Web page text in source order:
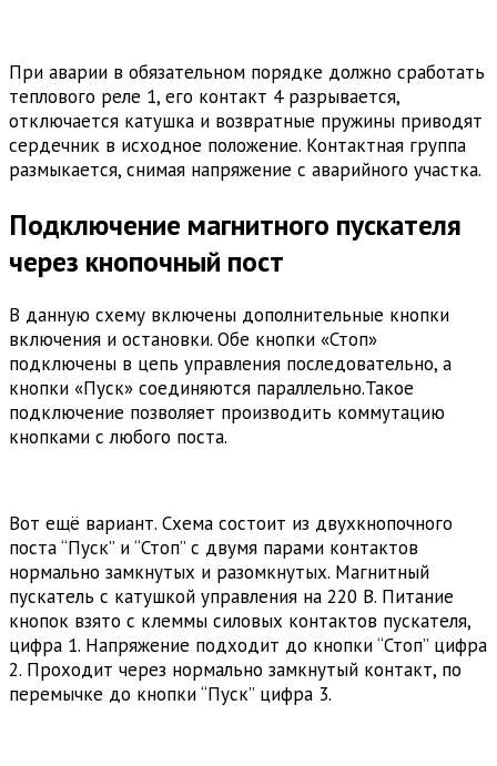
При аварии в обязательном порядке должно сработать
теплового реле 1, его контакт 4 разрывается,
отключается катушка и возвратные пружины приводят
сердечник в исходное положение. Контактная группа
размыкается, снимая напряжение с аварийного участка.
Подключение магнитного пускателя
через кнопочный пост
В данную схему включены дополнительные кнопки
включения и остановки. Обе кнопки «Стоп»
подключены в цепь управления последовательно, а
кнопки «Пуск» соединяются параллельно.Такое
подключение позволяет производить коммутацию
кнопками с любого поста.
Вот ещё вариант. Схема состоит из двухкнопочного
поста “Пуск” и “Стоп” с двумя парами контактов
нормально замкнутых и разомкнутых. Магнитный
пускатель с катушкой управления на 220 В. Питание
кнопок взято с клеммы силовых контактов пускателя,
цифра 1. Напряжение подходит до кнопки “Стоп” цифра
2. Проходит через нормально замкнутый контакт, по
перемычке до кнопки “Пуск” цифра 3.